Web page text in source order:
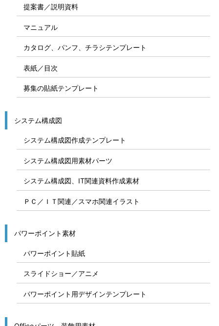
提案書／説明資料
マニュアル
カタログ、パンフ、チラシテンプレート
表紙／目次
募集の貼紙テンプレート
システム構成図
システム構成図作成テンプレート
システム構成図用素材パーツ
システム構成図、IT関連資料作成素材
ＰＣ／ＩＴ関連／スマホ関連イラスト
パワーポイント素材
パワーポイント貼紙
スライドショー／アニメ
パワーポイント用デザインテンプレート